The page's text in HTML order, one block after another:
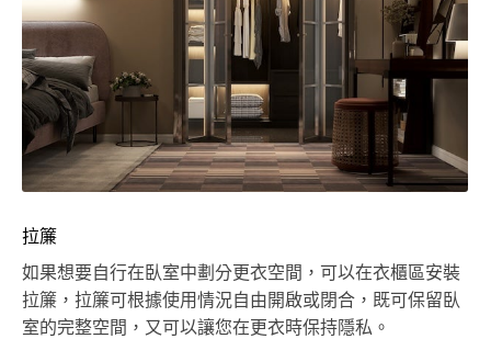
拉簾
如果想要自行在臥室中劃分更衣空間，可以在衣櫃區安裝
拉簾，拉簾可根據使用情況自由開啟或閉合，既可保留臥
室的完整空間，又可以讓您在更衣時保持隱私。